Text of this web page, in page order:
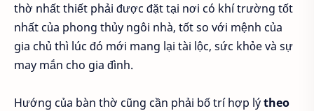
thờ nhất thiết phải được đặt tại nơi có khí trường tốt
nhất của phong thủy ngôi nhà, tốt so với mệnh của
gia chủ thì lúc đó mới mang lại tài lộc, sức khỏe và sự
may mắn cho gia đình.
Hướng của bàn thờ cũng cần phải bố trí hợp lýtheo